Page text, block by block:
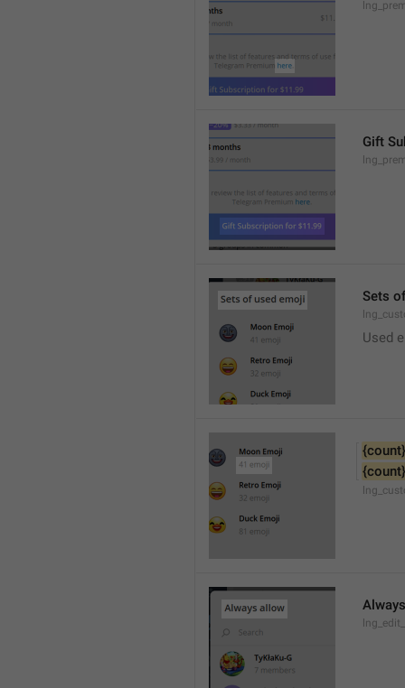
Gift
Sets
Used
{count}
{count}